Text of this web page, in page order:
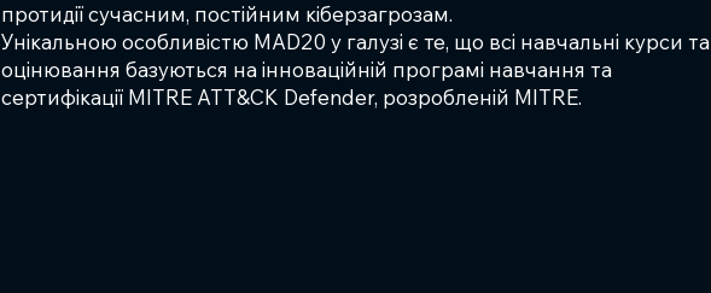
протидії сучасним, постійним кіберзагрозам.
Унікальною особливістю MAD20 у галузі є те, що всі навчальні курси та
оцінювання базуються на інноваційній програмі навчання та
сертифікації MITRE ATT&CK Defender, розробленій MITRE.